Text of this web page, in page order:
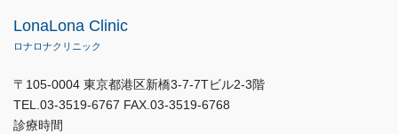
LonaLona Clinic
ロナロナクリニック
〒105-0004 東京都港区新橋3-7-7Tビル2-3階
TEL.03-3519-6767 FAX.03-3519-6768
診療時間